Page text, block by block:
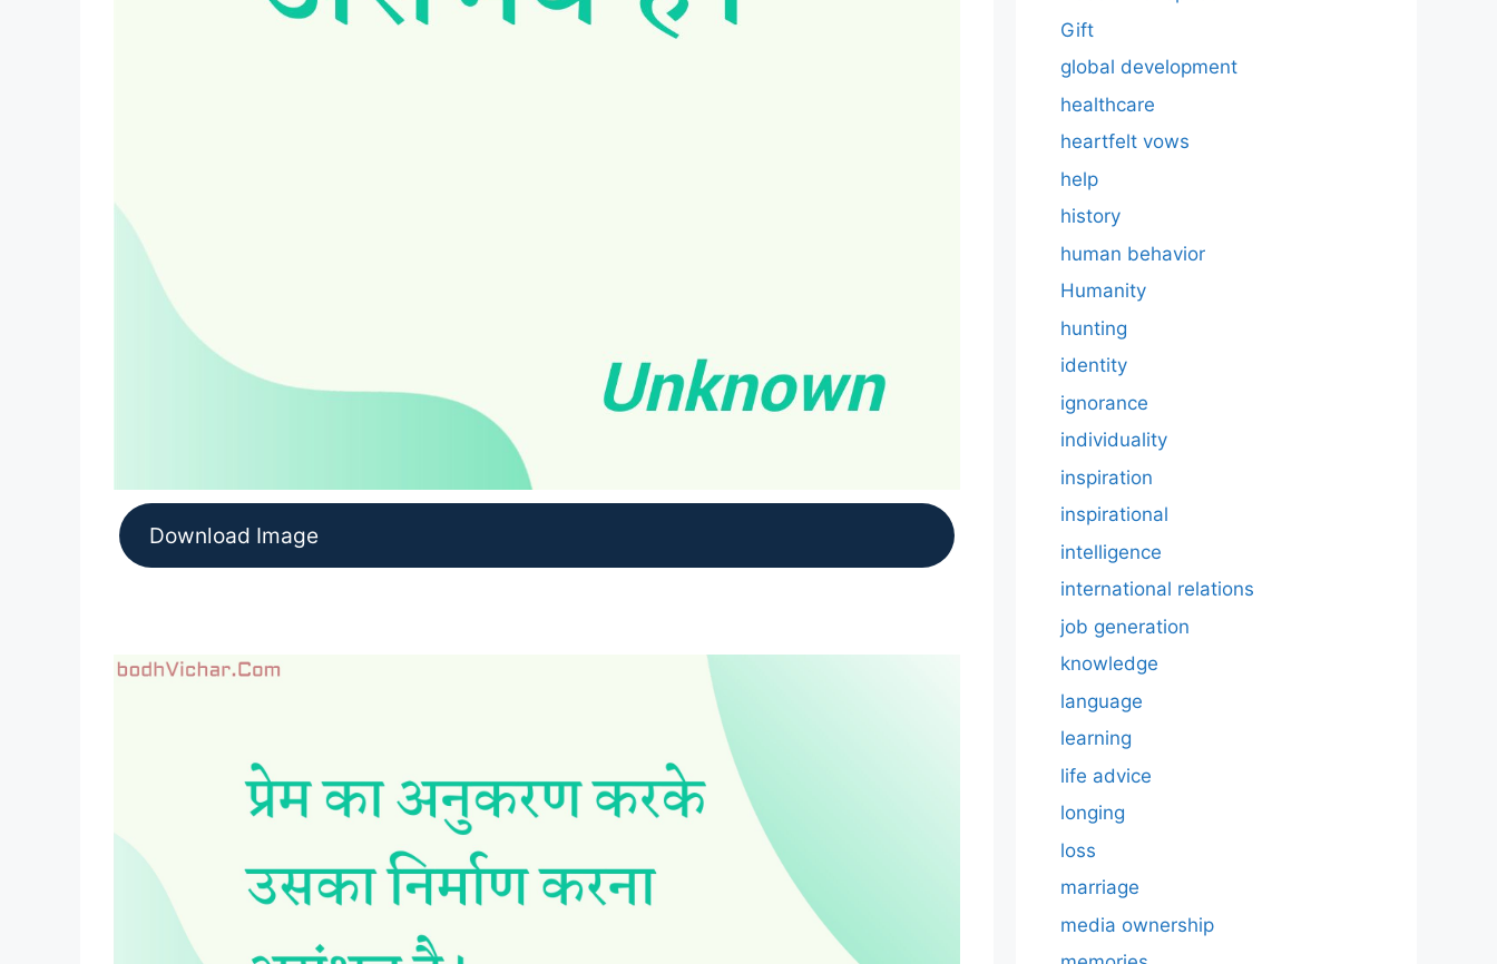
Download Image
Gift
global development
healthcare
heartfelt vows
help
history
human behavior
Humanity
hunting
identity
ignorance
individuality
inspiration
inspirational
intelligence
international relations
job generation
knowledge
language
learning
life advice
longing
loss
marriage
media ownership